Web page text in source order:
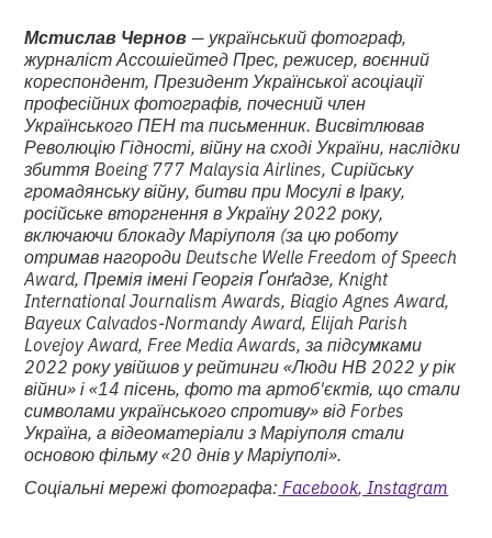
Мстислав Чернов— український фотограф,
журналіст Ассошіейтед Прес, режисер, воєнний
кореспондент, Президент Української асоціації
професійних фотографів, почесний член
Українського ПЕН та письменник. Висвітлював
Революцію Гідності, війну на сході України, наслідки
збиття Boeing 777 Malaysia Airlines, Сирійську
громадянську війну, битви при Мосулі в Іраку,
російське вторгнення в Україну 2022 року,
включаючи блокаду Маріуполя (за цю роботу
отримав нагороди Deutsche Welle Freedom of Speech
Award, Премія імені Георгія Ґонґадзе, Knight
International Journalism Awards, Biagio Agnes Award,
Bayeux Calvados-Normandy Award, Elijah Parish
Lovejoy Award, Free Media Awards, за підсумками
2022 року увійшов у рейтинги «Люди НВ 2022 у рік
війни» і «14 пісень, фото та артоб'єктів, що стали
символами українського спротиву» від Forbes
Україна, а відеоматеріали з Маріуполя стали
основою фільму «20 днів у Маріуполі».
Соціальні мережі фотографа: Facebook, Instagram